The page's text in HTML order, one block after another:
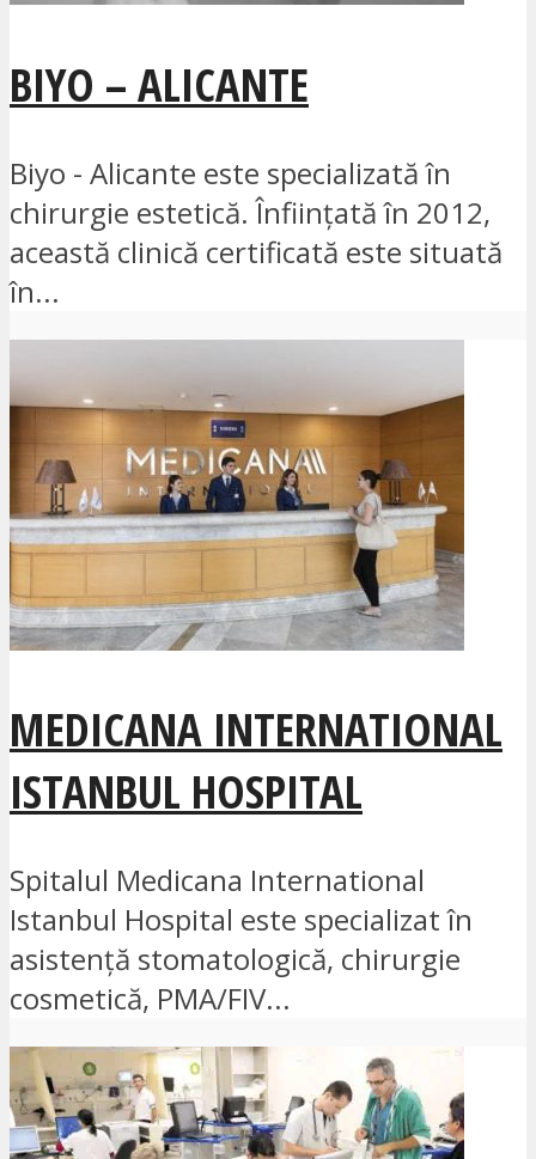
BIYO – ALICANTE
Biyo - Alicante este specializată în
chirurgie estetică. Înființată în 2012,
această clinică certificată este situată
în...
MEDICANA INTERNATIONAL
ISTANBUL HOSPITAL
Spitalul Medicana International
Istanbul Hospital este specializat în
asistență stomatologică, chirurgie
cosmetică, PMA/FIV...